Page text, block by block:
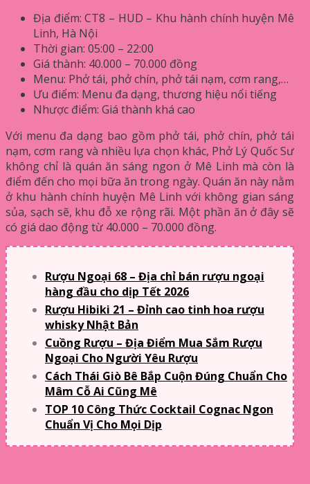
Địa điểm: CT8 – HUD – Khu hành chính huyện Mê
Linh, Hà Nội
Thời gian: 05:00 – 22:00
Giá thành: 40.000 – 70.000 đồng
Menu: Phở tái, phở chín, phở tái nạm, cơm rang,…
Ưu điểm: Menu đa dạng, thương hiệu nổi tiếng
Nhược điểm: Giá thành khá cao
Với menu đa dạng bao gồm phở tái, phở chín, phở tái
nạm, cơm rang và nhiều lựa chọn khác, Phở Lý Quốc Sư
không chỉ là quán ăn sáng ngon ở Mê Linh mà còn là
điểm đến cho mọi bữa ăn trong ngày. Quán ăn này nằm
ở khu hành chính huyện Mê Linh với không gian sáng
sủa, sạch sẽ, khu đỗ xe rộng rãi. Một phần ăn ở đây sẽ
có giá dao động từ 40.000 – 70.000 đồng.
Rượu Ngoại 68 – Địa chỉ bán rượu ngoại
hàng đầu cho dịp Tết 2026
Rượu Hibiki 21 – Đỉnh cao tinh hoa rượu
whisky Nhật Bản
Cuồng Rượu – Địa Điểm Mua Sắm Rượu
Ngoại Cho Người Yêu Rượu
Cách Thái Giò Bê Bắp Cuộn Đúng Chuẩn Cho
Mâm Cỗ Ai Cũng Mê
TOP 10 Công Thức Cocktail Cognac Ngon
Chuẩn Vị Cho Mọi Dịp